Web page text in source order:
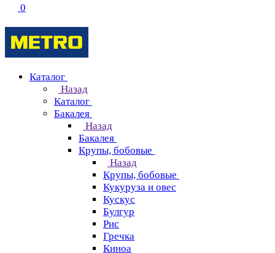
0
Каталог
Назад
Каталог
Бакалея
Назад
Бакалея
Крупы, бобовые
Назад
Крупы, бобовые
Кукуруза и овес
Кускус
Булгур
Рис
Гречка
Киноа